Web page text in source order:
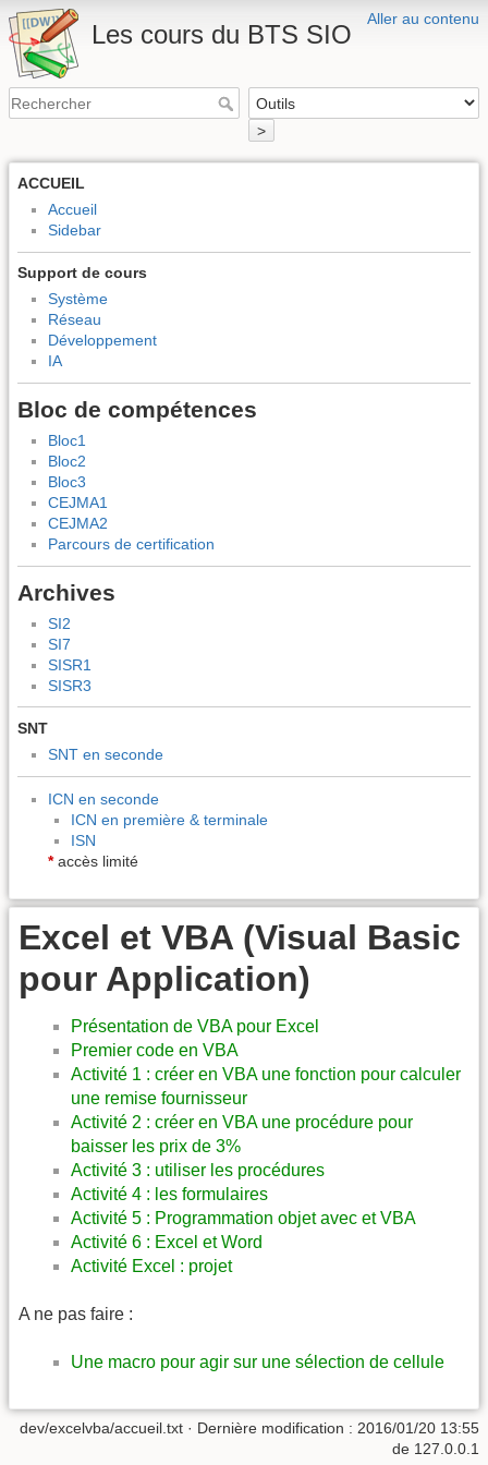
Aller au contenu
Les cours du BTS SIO
>
ACCUEIL
Accueil
Sidebar
Support de cours
Système
Réseau
Développement
IA
Bloc de compétences
Bloc1
Bloc2
Bloc3
CEJMA1
CEJMA2
Parcours de certification
Archives
SI2
SI7
SISR1
SISR3
SNT
SNT en seconde
ICN en seconde
ICN en première & terminale
ISN
*accès limité
Excel et VBA (Visual Basic
pour Application)
Présentation de VBA pour Excel
Premier code en VBA
Activité 1 : créer en VBA une fonction pour calculer
une remise fournisseur
Activité 2 : créer en VBA une procédure pour
baisser les prix de 3%
Activité 3 : utiliser les procédures
Activité 4 : les formulaires
Activité 5 : Programmation objet avec et VBA
Activité 6 : Excel et Word
Activité Excel : projet
A ne pas faire :
Une macro pour agir sur une sélection de cellule
dev/excelvba/accueil.txt · Dernière modification : 2016/01/20 13:55
de 127.0.0.1